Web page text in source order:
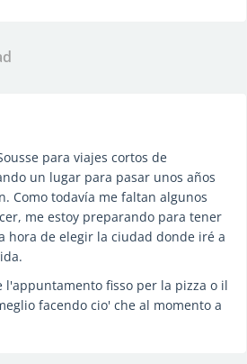
para viajes cortos de
un lugar para pasar unos años
Como todavía me faltan algunos
me estoy preparando para tener
hora de elegir la ciudad donde iré a
l'appuntamento fisso per la pizza o il
facendo cio' che al momento a